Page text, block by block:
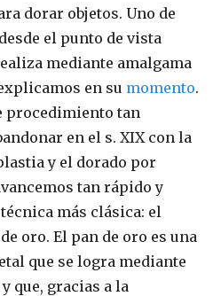
dorar objetos. Uno de
el punto de vista
mediante amalgama
en su momento.
procedimiento tan
en el s. XIX con la
y el dorado por
tan rápido y
más clásica: el
oro. El pan de oro es una
que se logra mediante
que, gracias a la